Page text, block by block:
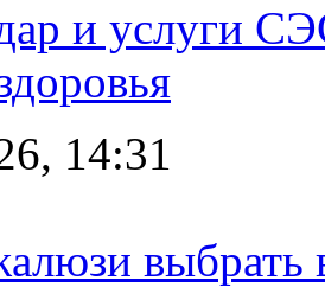
и услуги
14:31
выбрать